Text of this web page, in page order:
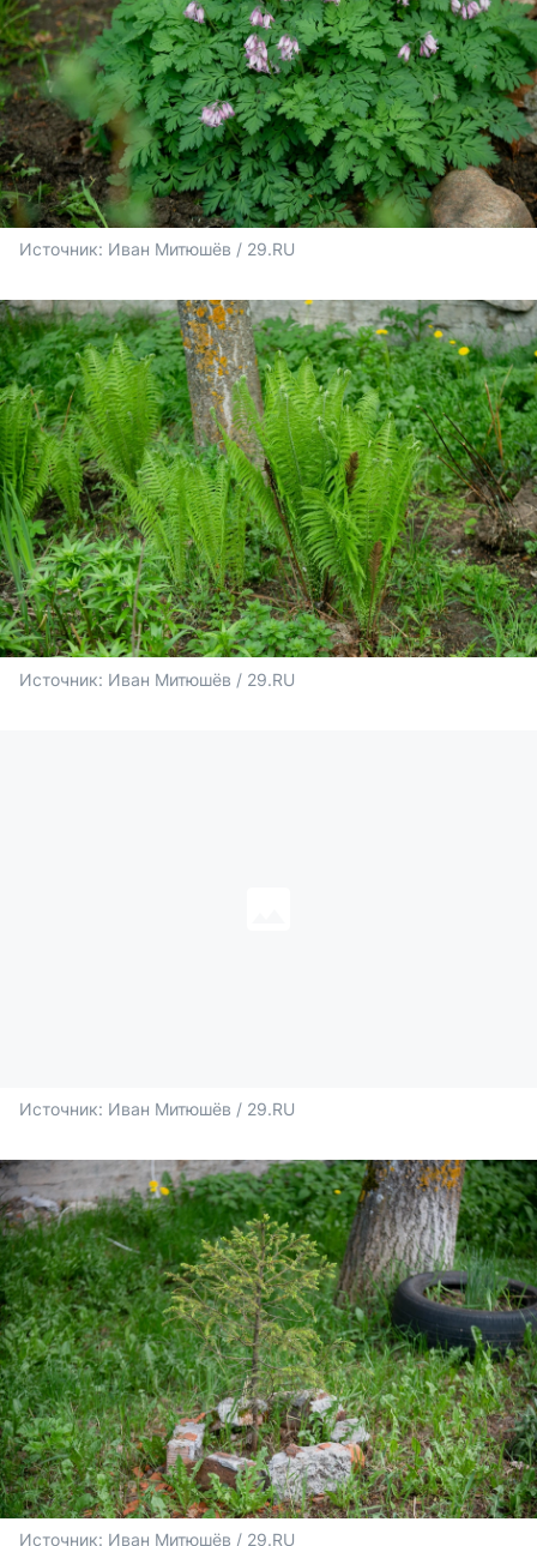
Источник: Иван Митюшёв / 29.RU
Источник: Иван Митюшёв / 29.RU
Источник: Иван Митюшёв / 29.RU
Источник: Иван Митюшёв / 29.RU